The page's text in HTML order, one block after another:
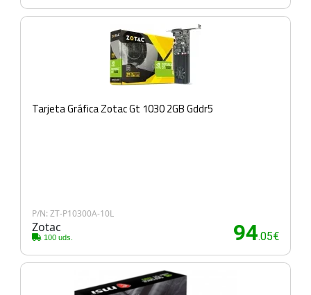
Tarjeta Gráfica Zotac Gt 1030 2GB Gddr5
P/N: ZT-P10300A-10L
Zotac
100 uds. 94.05€